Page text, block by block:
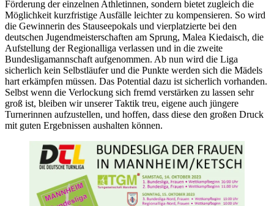
Förderung der einzelnen Athletinnen, sondern bietet zugleich die
Möglichkeit kurzfristige Ausfälle leichter zu kompensieren. So wird
die Gewinnerin des Stauseepokals und vierplatzierte bei den
deutschen Jugendmeisterschaften am Sprung, Malea Kiedaisch, die
Aufstellung der Regionalliga verlassen und in die zweite
Bundesligamannschaft aufgenommen. Ab nun wird die Liga
sicherlich kein Selbstläufer und die Punkte werden sich die Mädels
hart erkämpfen müssen. Das Potential dazu ist sicherlich vorhanden.
Selbst wenn die Verlockung sich fremd verstärken zu lassen sehr
groß ist, bleiben wir unserer Taktik treu, eigene auch jüngere
Turnerinnen aufzustellen, und hoffen, dass diese den großen Druck
mit guten Ergebnissen aushalten können.